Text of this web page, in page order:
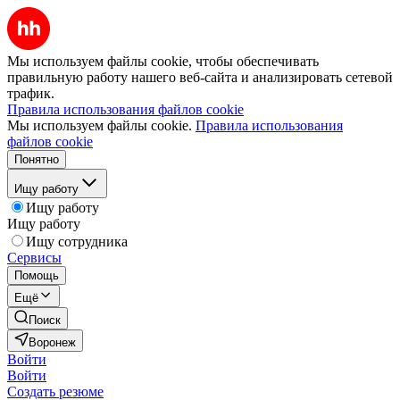
Мы используем файлы cookie, чтобы обеспечивать
правильную работу нашего веб-сайта и анализировать сетевой
трафик.
Правила использования файлов cookie
Мы используем файлы cookie. Правила использования
файлов cookie
Понятно
Ищу работу
Ищу работу
Ищу работу
Ищу сотрудника
Сервисы
Помощь
Ещё
Поиск
Воронеж
Войти
Войти
Создать резюме